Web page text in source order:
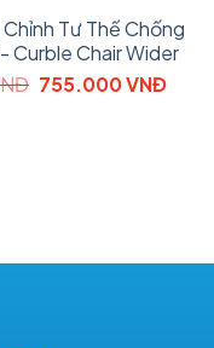
was:
2.800.000 VNĐ.
Tư Thế Chống
Curble Chair Wider
Original
755.000VNĐ